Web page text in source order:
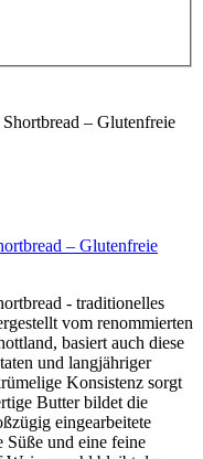
– Glutenfreie
- traditionelles
vom renommierten
basiert auch diese
und langjähriger
Konsistenz sorgt
Butter bildet die
eingearbeitete
Süße und eine feine